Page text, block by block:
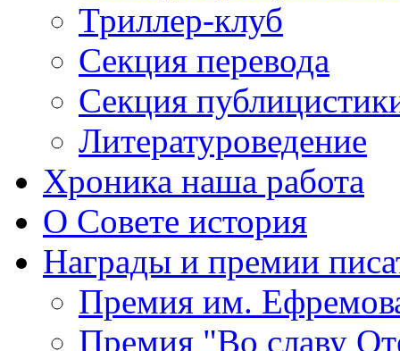
Триллер-клуб
Секция перевода
Секция
Литературоведение
Хроника наша работа
О Совете история
Награды и премии
Премия им.
Премия "Во славу